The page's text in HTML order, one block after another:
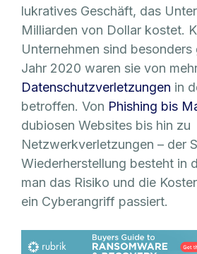
lukratives Geschäft, das
Milliarden von Dollar kostet.
Unternehmen sind
Jahr 2020 waren sie von
Datenschutzverletzungen in
betroffen. Von Phishing bis
dubiosen Websites bis hin zu
Netzwerkverletzungen – der
Wiederherstellung besteht in
man das Risiko und die
ein Cyberangriff passiert.